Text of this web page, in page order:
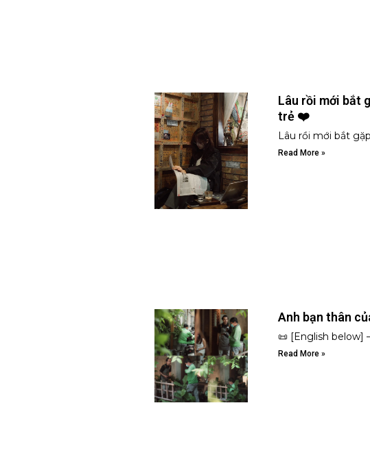
Lâu rồi mới bắt
trẻ ❤️
Lâu rồi mới bắt
Read More »
Anh bạn thân
📜 [English below]
Read More »